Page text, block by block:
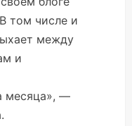
том числе и
между
и
месяца», —